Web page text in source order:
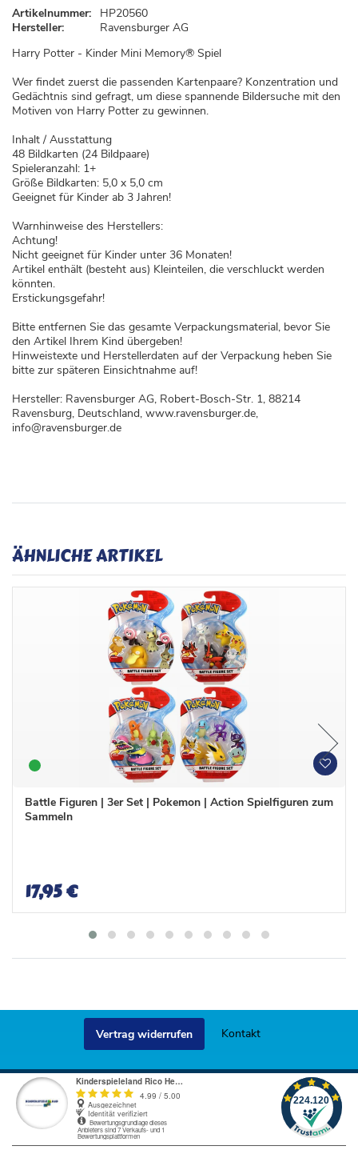
Artikelnummer:
HP20560
Hersteller:
Ravensburger AG
Harry Potter - Kinder Mini Memory® Spiel
Wer findet zuerst die passenden Kartenpaare? Konzentration und
Gedächtnis sind gefragt, um diese spannende Bildersuche mit den
Motiven von Harry Potter zu gewinnen.
Inhalt / Ausstattung
48 Bildkarten (24 Bildpaare)
Spieleranzahl: 1+
Größe Bildkarten: 5,0 x 5,0 cm
Geeignet für Kinder ab 3 Jahren!
Warnhinweise des Herstellers:
Achtung!
Nicht geeignet für Kinder unter 36 Monaten!
Artikel enthält (besteht aus) Kleinteilen, die verschluckt werden
könnten.
Erstickungsgefahr!
Bitte entfernen Sie das gesamte Verpackungsmaterial, bevor Sie
den Artikel Ihrem Kind übergeben!
Hinweistexte und Herstellerdaten auf der Verpackung heben Sie
bitte zur späteren Einsichtnahme auf!
Hersteller: Ravensburger AG, Robert-Bosch-Str. 1, 88214
Ravensburg, Deutschland, www.ravensburger.de,
info@ravensburger.de
ÄHNLICHE ARTIKEL
W
e
Battle Figuren | 3er Set | Pokemon | Action Spielfiguren zum
Sammeln
17,95 €
W
e
Vertrag widerrufen Kontakt